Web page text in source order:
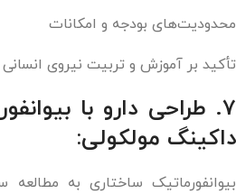
محدودیت‌های بودجه و امکانات
تأکید بر آموزش و تربیت نیروی
۷. طراحی دارو با
داکینگ مولکولی:
بیوانفورماتیک ساختاری به